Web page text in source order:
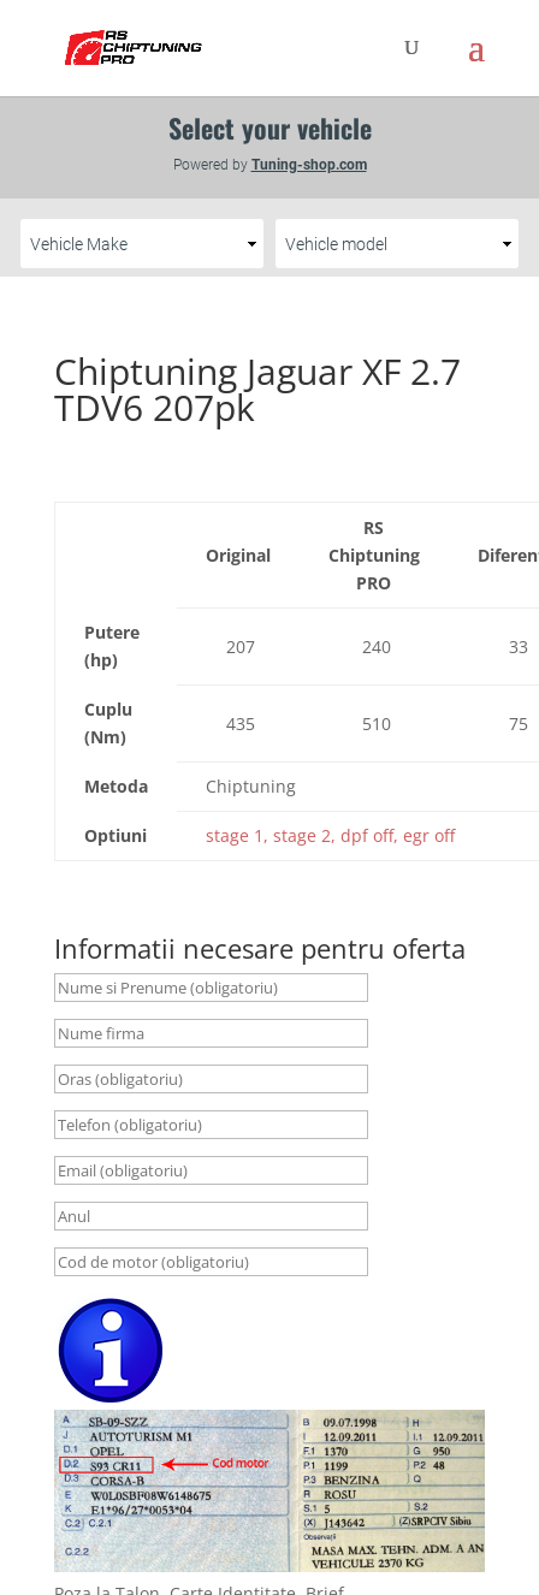
Chiptuning Jaguar XF 2.7
TDV6 207pk
Original
RS
Chiptuning
PRO
Putere
(hp)
207 240 33
Cuplu
(Nm)
435 510 75
Metoda Chiptuning
Optiuni stage 1, stage 2, dpf off, egr off
Informatii necesare pentru oferta